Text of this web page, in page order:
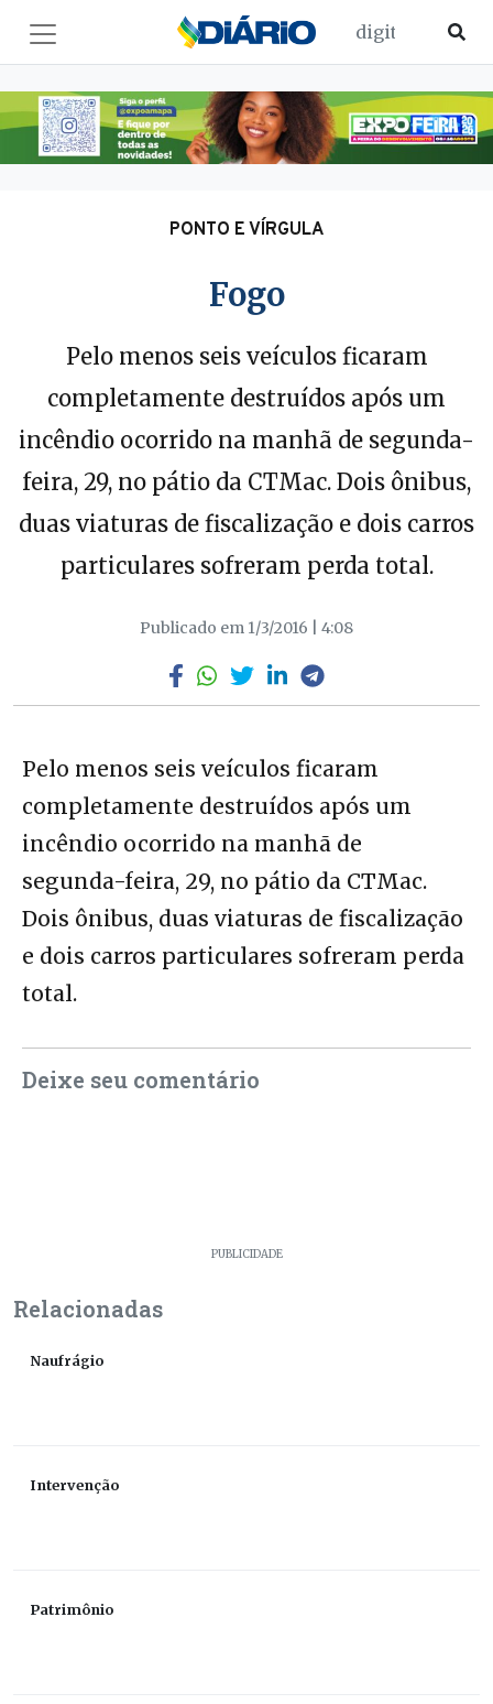
PONTO E VÍRGULA
Fogo
Pelo menos seis veículos ficaram
completamente destruídos após um
incêndio ocorrido na manhã de segunda-
feira, 29, no pátio da CTMac. Dois ônibus,
duas viaturas de fiscalização e dois carros
particulares sofreram perda total.
Publicado em 1/3/2016 | 4:08
Pelo menos seis veículos ficaram
completamente destruídos após um
incêndio ocorrido na manhã de
segunda-feira, 29, no pátio da CTMac.
Dois ônibus, duas viaturas de fiscalização
e dois carros particulares sofreram perda
total.
Deixe seu comentário
PUBLICIDADE
Relacionadas
Naufrágio
Intervenção
Patrimônio